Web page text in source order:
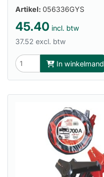
Artikel: 056336GYS
45.40 incl. btw
37.52 excl. btw
In winkelmand